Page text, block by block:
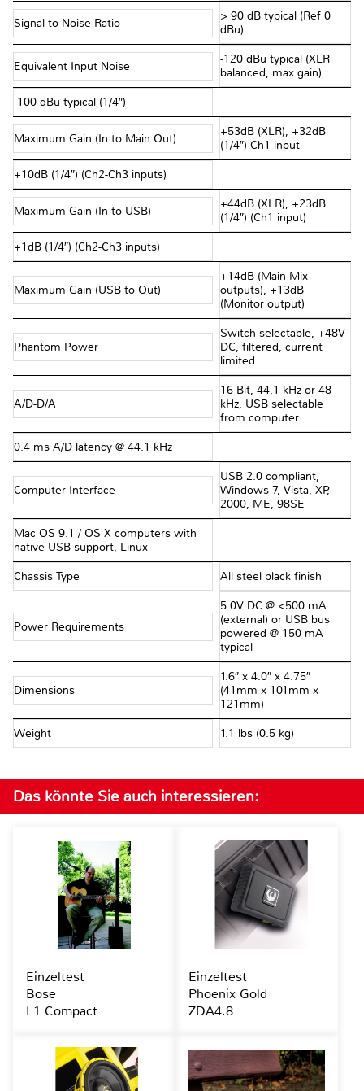
Signal to Noise Ratio
> 90 dB typical (Ref 0
dBu)
Equivalent Input Noise
-120 dBu typical (XLR
balanced, max gain)
-100 dBu typical (1/4″)
Maximum Gain (In to Main Out)
+53dB (XLR), +32dB
(1/4″) Ch1 input
+10dB (1/4″) (Ch2-Ch3 inputs)
Maximum Gain (In to USB)
+44dB (XLR), +23dB
(1/4″) (Ch1 input)
+1dB (1/4″) (Ch2-Ch3 inputs)
Maximum Gain (USB to Out)
+14dB (Main Mix
outputs), +13dB
(Monitor output)
Phantom Power
Switch selectable, +48V
DC, filtered, current
limited
A/D-D/A
16 Bit, 44.1 kHz or 48
kHz, USB selectable
from computer
0.4 ms A/D latency @ 44.1 kHz
Computer Interface
USB 2.0 compliant,
Windows 7, Vista, XP,
2000, ME, 98SE
Mac OS 9.1 / OS X computers with
native USB support, Linux
Chassis Type All steel black finish
Power Requirements
5.0V DC @ <500 mA
(external) or USB bus
powered @ 150 mA
typical
Dimensions
1.6″ x 4.0″ x 4.75″
(41mm x 101mm x
121mm)
Weight 1.1 lbs (0.5 kg)
Das könnte Sie auch interessieren:
Einzeltest
Bose
L1 Compact
Einzeltest
Phoenix Gold
ZDA4.8